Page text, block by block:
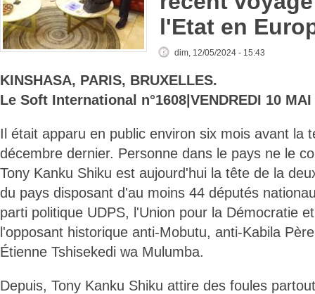
l'Etat en
dim, 12/05/2024 - 15:43
KINSHASA, PARIS, BRUXELLES.
Le Soft International n°1608|VENDREDI 10 MAI
Il était apparu en public environ six mois avant la
décembre dernier. Personne dans le pays ne le
Tony Kanku Shiku est aujourd'hui la tête de la
du pays disposant d'au moins 44 députés
parti politique UDPS, l'Union pour la Démocratie
l'opposant historique anti-Mobutu, anti-Kabila
Étienne Tshisekedi wa Mulumba.
Depuis, Tony Kanku Shiku attire des foules